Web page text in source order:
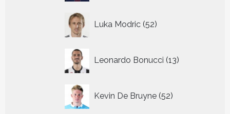
Luka Modric 52
producten
Leonardo Bonucci 13
producten
Kevin De Bruyne 52
producten